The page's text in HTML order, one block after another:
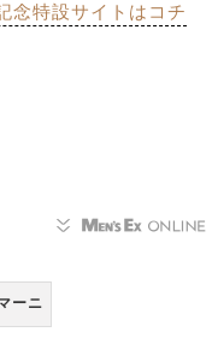
念特設サイトはコチ
ーニ